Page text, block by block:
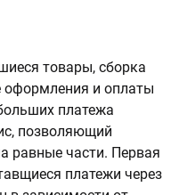
товары, сборка
оформления и оплаты
платежа
позволяющий
равные части. Первая
платежи через